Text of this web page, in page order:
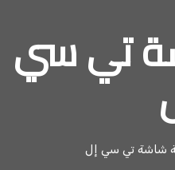
تي سي
شاشة تي سي إل